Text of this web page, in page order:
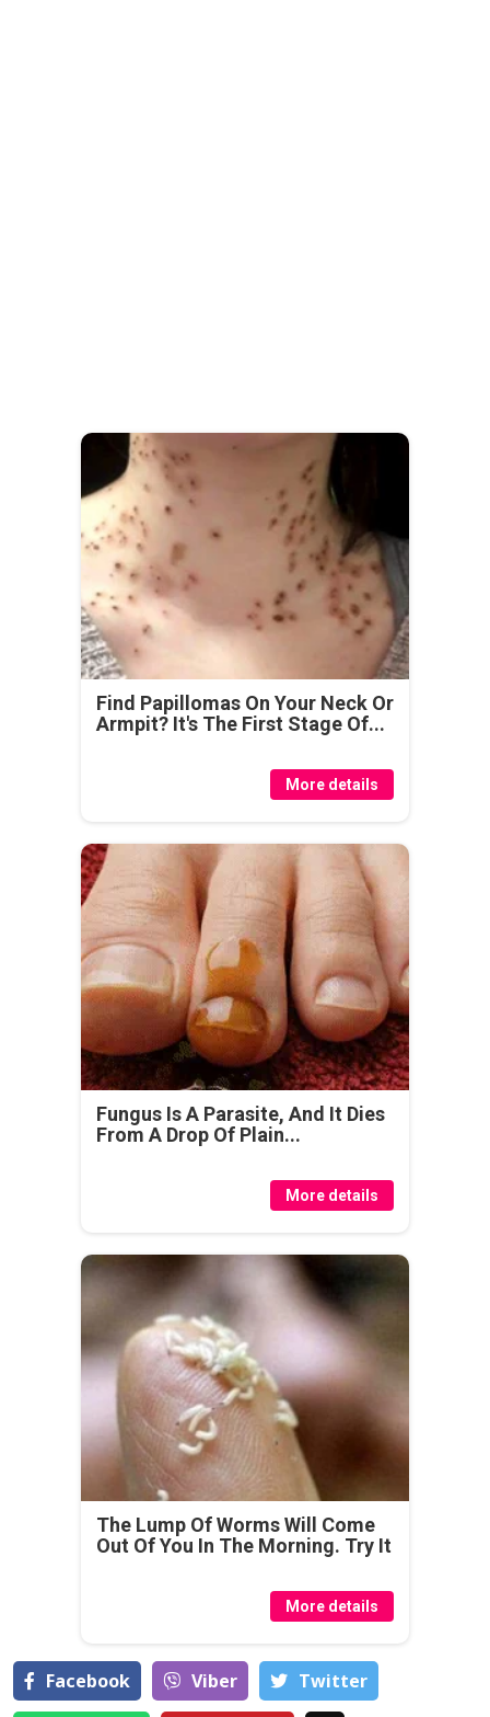
Find Papillomas On Your Neck Or
Armpit? It's The First Stage Of...
More details
Fungus Is A Parasite, And It Dies
From A Drop Of Plain...
More details
The Lump Of Worms Will Come
Out Of You In The Morning. Try It
More details
Facebook Viber Тwitter